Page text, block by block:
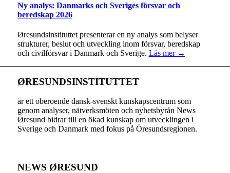
Ny analys: Danmarks och Sveriges försvar och
beredskap 2026
Øresundsinstituttet presenterar en ny analys som belyser
strukturer, beslut och utveckling inom försvar, beredskap
och civilförsvar i Danmark och Sverige. Läs mer →
ØRESUNDSINSTITUTTET
är ett oberoende dansk-svenskt kunskapscentrum som
genom analyser, nätverksmöten och nyhetsbyrån News
Øresund bidrar till en ökad kunskap om utvecklingen i
Sverige och Danmark med fokus på Öresundsregionen.
NEWS ØRESUND